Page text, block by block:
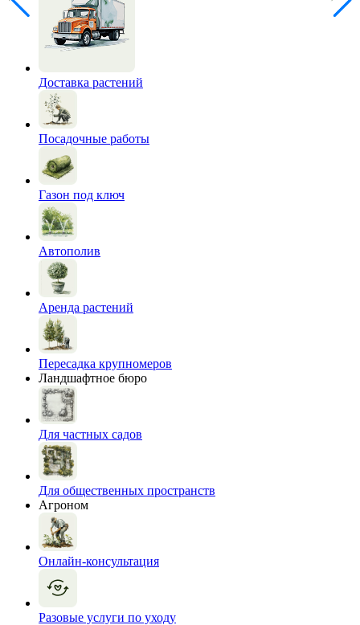
Доставка растений
Посадочные работы
Газон под ключ
Автополив
Аренда растений
Пересадка крупномеров
Ландшафтное бюро
Для частных садов
Для общественных пространств
Агроном
Онлайн-консультация
Разовые услуги по уходу